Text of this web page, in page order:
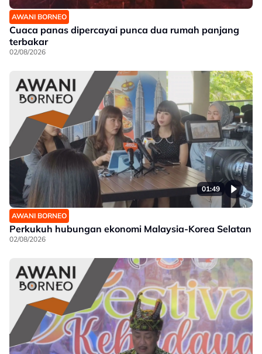
AWANI BORNEO
Cuaca panas dipercayai punca dua rumah panjang
terbakar
02/08/2026
01:49
AWANI BORNEO
Perkukuh hubungan ekonomi Malaysia-Korea Selatan
02/08/2026